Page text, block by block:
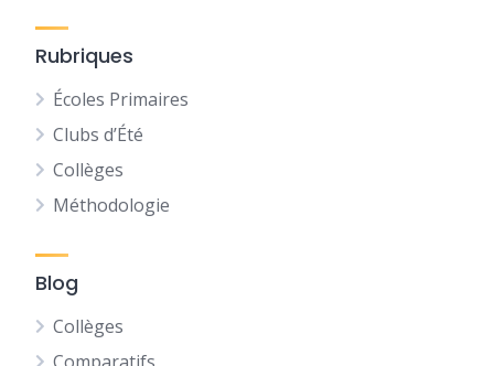
Rubriques
Écoles Primaires
Clubs d’Été
Collèges
Méthodologie
Blog
Collèges